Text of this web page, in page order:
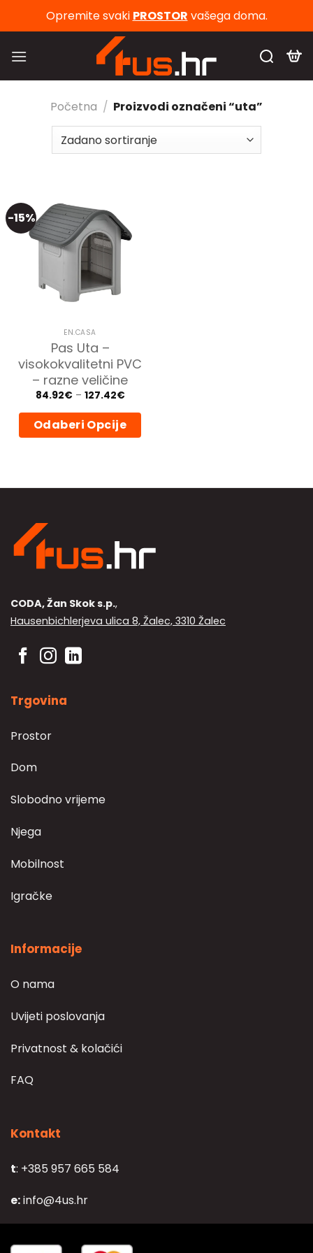
Opremite svaki PROSTOR vašega doma.
Početna / Proizvodi označeni “uta”
-15%
EN.CASA
Pas Uta –
visokokvalitetni PVC
– razne veličine
84.92€ – 127.42€Price
84.92€
through
127.42€
Odaberi Opcije
više
mogu
odabrati
proizvoda
CODA, Žan Skok s.p.,
Hausenbichlerjeva ulica 8, Žalec, 3310 Žalec
Trgovina
Prostor
Dom
Slobodno vrijeme
Njega
Mobilnost
Igračke
Informacije
O nama
Uvijeti poslovanja
Privatnost & kolačići
FAQ
Kontakt
t: +385 957 665 584
e:info@4us.hr